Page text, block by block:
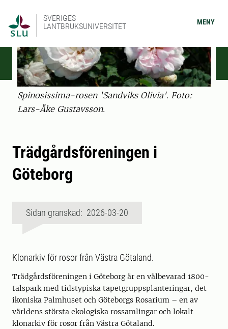
SVERIGES
LANTBRUKSUNIVERSITET
MENY
Spinosissima-rosen 'Sandviks Olivia'. Foto:
Lars-Åke Gustavsson.
Trädgårdsföreningen i
Göteborg
Sidan granskad: 2026-03-20
Klonarkiv för rosor från Västra Götaland.
Trädgårdsföreningen i Göteborg är en välbevarad 1800-
talspark med tidstypiska tapetgruppsplanteringar, det
ikoniska Palmhuset och Göteborgs Rosarium – en av
världens största ekologiska rossamlingar och lokalt
klonarkiv för rosor från Västra Götaland.